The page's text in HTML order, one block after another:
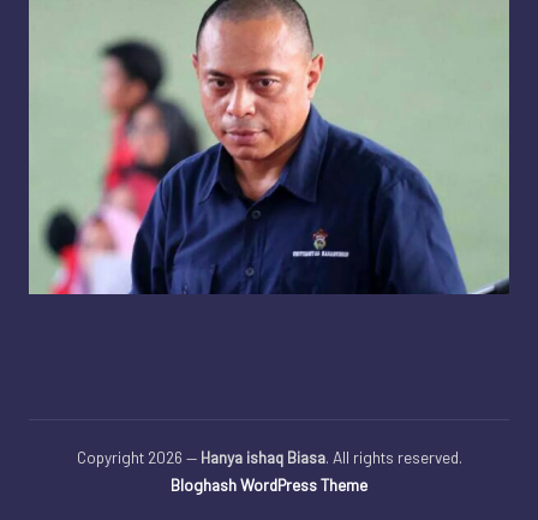
Copyright 2026 — Hanya ishaq Biasa. All rights reserved.
Bloghash WordPress Theme